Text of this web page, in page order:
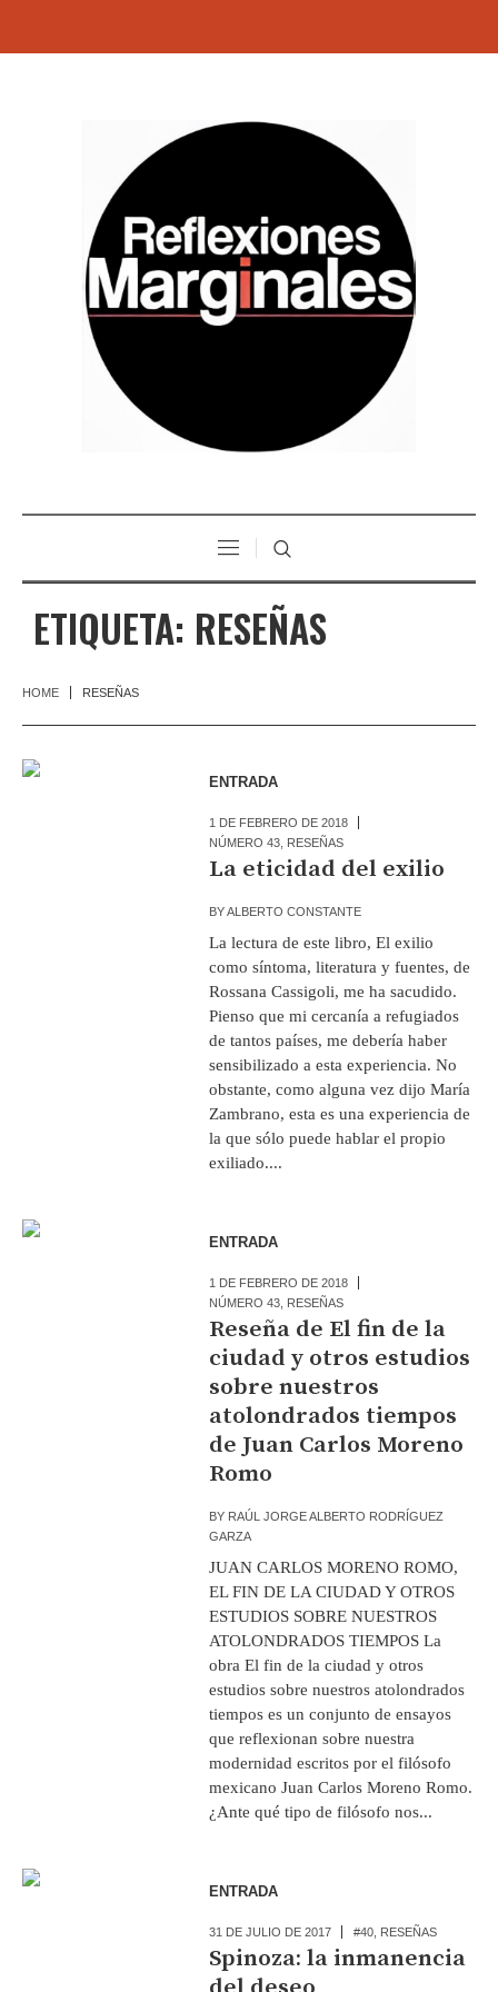
ETIQUETA: RESEÑAS
HOME RESEÑAS
ENTRADA
1 DE FEBRERO DE 2018
NÚMERO 43 RESEÑAS
La eticidad del exilio
BYALBERTO CONSTANTE
La lectura de este libro, El exilio
como síntoma, literatura y fuentes, de
Rossana Cassigoli, me ha sacudido.
Pienso que mi cercanía a refugiados
de tantos países, me debería haber
sensibilizado a esta experiencia. No
obstante, como alguna vez dijo María
Zambrano, esta es una experiencia de
la que sólo puede hablar el propio
exiliado....
ENTRADA
1 DE FEBRERO DE 2018
NÚMERO 43 RESEÑAS
Reseña de El fin de la
ciudad y otros estudios
sobre nuestros
atolondrados tiempos
de Juan Carlos Moreno
Romo
BY RAÚL JORGE ALBERTO RODRÍGUEZ
GARZA
JUAN CARLOS MORENO ROMO,
EL FIN DE LA CIUDAD Y OTROS
ESTUDIOS SOBRE NUESTROS
ATOLONDRADOS TIEMPOS La
obra El fin de la ciudad y otros
estudios sobre nuestros atolondrados
tiempos es un conjunto de ensayos
que reflexionan sobre nuestra
modernidad escritos por el filósofo
mexicano Juan Carlos Moreno Romo.
¿Ante qué tipo de filósofo nos...
ENTRADA
31 DE JULIO DE 2017 #40 RESEÑAS
Spinoza: la inmanencia